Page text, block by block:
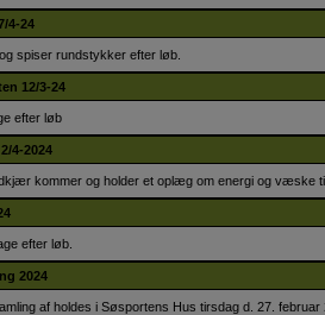
4-24
spiser rundstykker efter løb.
12/3-24
efter løb
4-2024
kommer og holder et oplæg om energi og væske
efter løb.
2024
af holdes i Søsportens Hus tirsdag d. 27. februar